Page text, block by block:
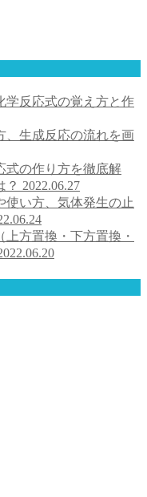
学反応式の覚え方と作
、生成反応の流れを画
式の作り方を徹底解
？ 2022.06.27
使い方、気体発生の止
上方置換・下方置換・